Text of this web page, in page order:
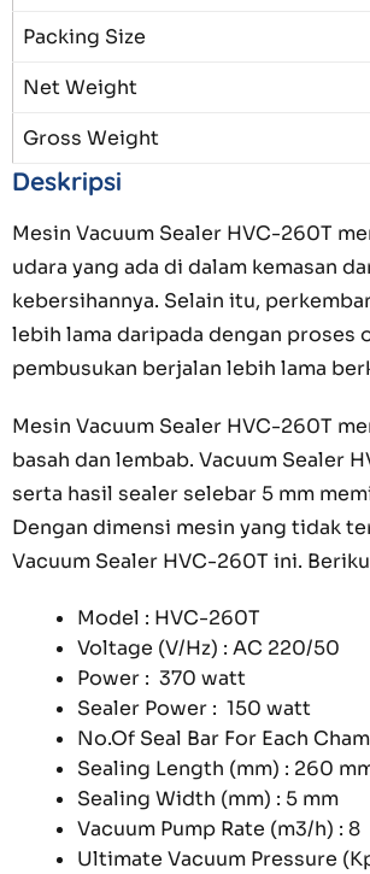
Packing Size
Net Weight
Gross Weight
Deskripsi
Mesin Vacuum Sealer HVC-260T
udara yang ada di dalam kemasan
kebersihannya. Selain itu,
lebih lama daripada dengan proses
pembusukan berjalan lebih lama
Mesin Vacuum Sealer HVC-260T
basah dan lembab. Vacuum Sealer
serta hasil sealer selebar 5 mm
Dengan dimensi mesin yang tidak
Vacuum Sealer HVC-260T ini.
Model : HVC-260T
Voltage (V/Hz) : AC 220/50
Power : 370 watt
Sealer Power : 150 watt
No.Of Seal Bar For Each
Sealing Length (mm) : 260
Sealing Width (mm) : 5 mm
Vacuum Pump Rate (m3/h) : 8
Ultimate Vacuum Pressure